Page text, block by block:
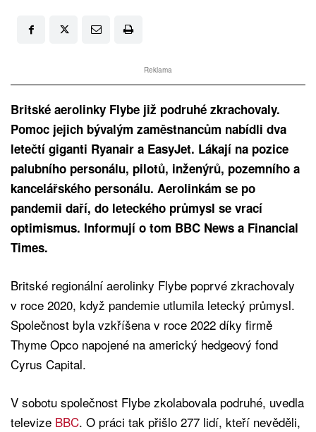
Reklama
Britské aerolinky Flybe již podruhé zkrachovaly.
Pomoc jejich bývalým zaměstnancům nabídli dva
letečtí giganti Ryanair a EasyJet. Lákají na pozice
palubního personálu, pilotů, inženýrů, pozemního a
kancelářského personálu. Aerolinkám se po
pandemii daří, do leteckého průmysl se vrací
optimismus. Informují o tom BBC News a Financial
Times.
Britské regionální aerolinky Flybe poprvé zkrachovaly
v roce 2020, když pandemie utlumila letecký průmysl.
Společnost byla vzkříšena v roce 2022 díky firmě
Thyme Opco napojené na americký hedgeový fond
Cyrus Capital.
V sobotu společnost Flybe zkolabovala podruhé, uvedla
televize BBC. O práci tak přišlo 277 lidí, kteří nevěděli,